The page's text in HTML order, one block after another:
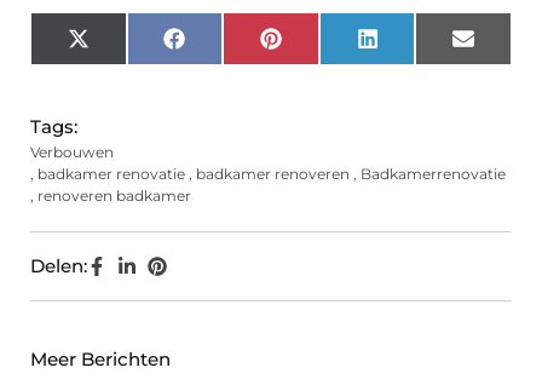
X
(Twitter)
FacebookPinterest LinkedIn Email
Tags:
Verbouwen
, badkamer renovatie , badkamer renoveren , Badkamerrenovatie
, renoveren badkamer
Delen:
Meer Berichten